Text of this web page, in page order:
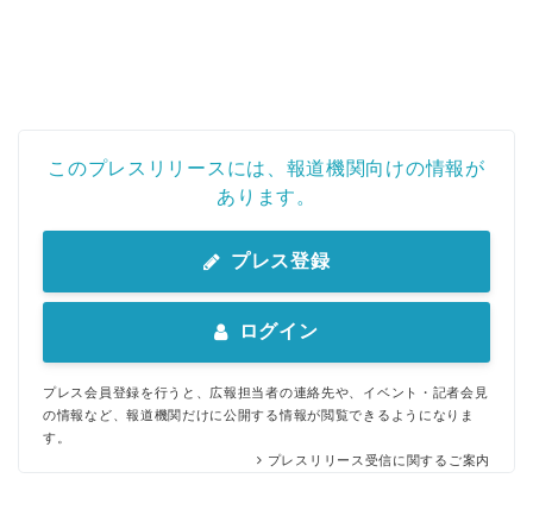
このプレスリリースには、報道機関向けの情報が
あります。
プレス登録
ログイン
プレス会員登録を行うと、広報担当者の連絡先や、イベント・記者会見
の情報など、報道機関だけに公開する情報が閲覧できるようになりま
す。
プレスリリース受信に関するご案内